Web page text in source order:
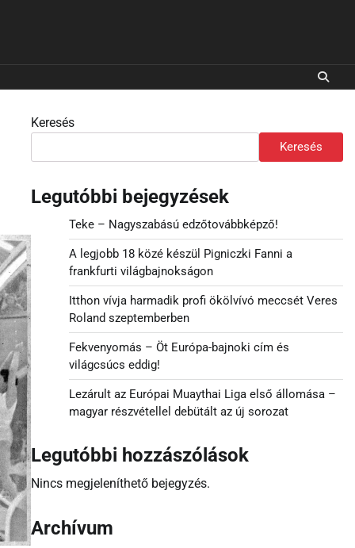
Keresés
Keresés
Legutóbbi bejegyzések
Teke – Nagyszabású edzőtovábbképző!
A legjobb 18 közé készül Pigniczki Fanni a
frankfurti világbajnokságon
Itthon vívja harmadik profi ökölvívó meccsét Veres
Roland szeptemberben
Fekvenyomás – Öt Európa-bajnoki cím és
világcsúcs eddig!
Lezárult az Európai Muaythai Liga első állomása –
magyar részvétellel debütált az új sorozat
Legutóbbi hozzászólások
Nincs megjeleníthető bejegyzés.
Archívum